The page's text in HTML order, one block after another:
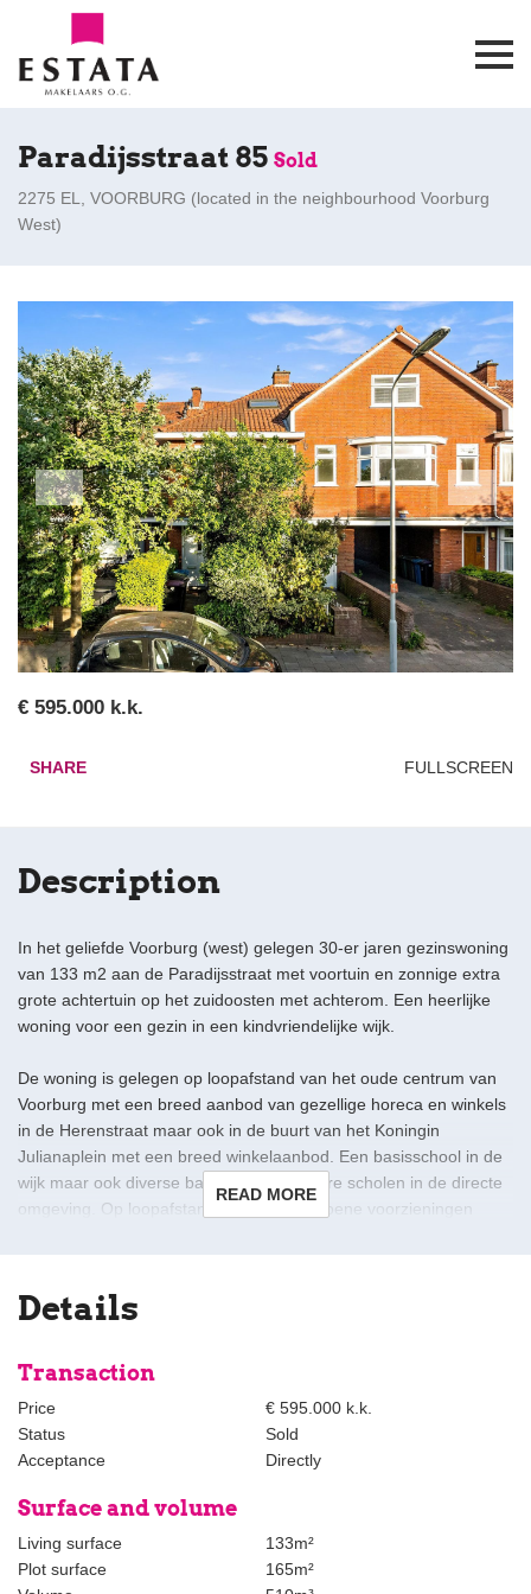
Paradijsstraat 85 Sold
2275 EL, VOORBURG (located in the neighbourhood Voorburg
West)
€ 595.000 k.k.
SHARE FULLSCREEN
Description
In het geliefde Voorburg (west) gelegen 30-er jaren gezinswoning
van 133 m2 aan de Paradijsstraat met voortuin en zonnige extra
grote achtertuin op het zuidoosten met achterom. Een heerlijke
woning voor een gezin in een kindvriendelijke wijk.
De woning is gelegen op loopafstand van het oude centrum van
Voorburg met een breed aanbod van gezellige horeca en winkels
in de Herenstraat maar ook in de buurt van het Koningin
Julianaplein met een breed winkelaanbod. Een basisschool in de
wijk maar ook diverse basis- en middelbare scholen in de directe
omgeving. Op loopafstand zijn diverse groene voorzieningen
centrum en station Voorburg of station Laan van NOI.
De wijk grenst aan de wijk ‘De Binckhorst’ dat ontwikkeld wordt tot
ontspanning met de vele restaurants, trendy cafés, een gezellige
haven en verdere sport- en culturele activiteiten.
Voorburg biedt een breed scala aan sportmogelijkheden, zoals
hockey- en voetbalclubs, tennis- en padel clubs, fitnesscentra en
een zwembad. Kortom, een heerlijke gemeente om in te wonen!
De woning dient gerenoveerd te worden, maar biedt veel ruimte
READ MORE
Details
Transaction
Price
€ 595.000 k.k.
Status
Sold
Acceptance
Directly
Surface and volume
Living surface
133m²
Plot surface
165m²